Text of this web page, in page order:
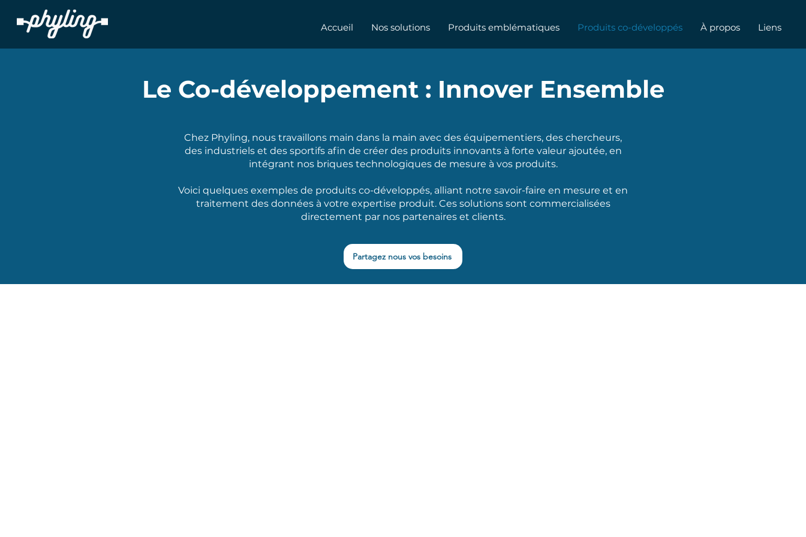
Accueil Nos solutions Produits emblématiques Produits co-développés À propos Liens
Le Co-développement : Innover Ensemble
Chez Phyling, nous travaillons main dans la main avec des équipementiers, des chercheurs,
des industriels et des sportifs afin de créer des produits innovants à forte valeur ajoutée, en
intégrant nos briques technologiques de mesure à vos produits.
Voici quelques exemples de produits co-développés, alliant notre savoir-faire en mesure et en
traitement des données à votre expertise produit. Ces solutions sont commercialisées
directement par nos partenaires et clients.
Partagez nous vos besoins